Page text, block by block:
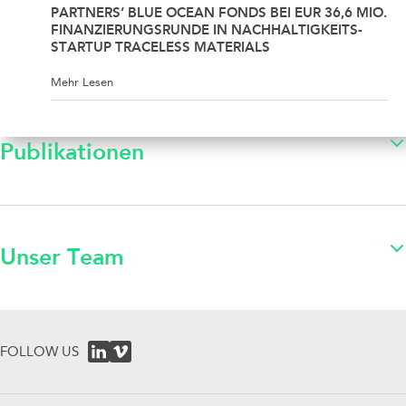
PARTNERS‘ BLUE OCEAN FONDS BEI EUR 36,6 MIO.
FINANZIERUNGSRUNDE IN NACHHALTIGKEITS-
STARTUP TRACELESS MATERIALS
Mehr Lesen
Publikationen
Unser Team
FOLLOW US